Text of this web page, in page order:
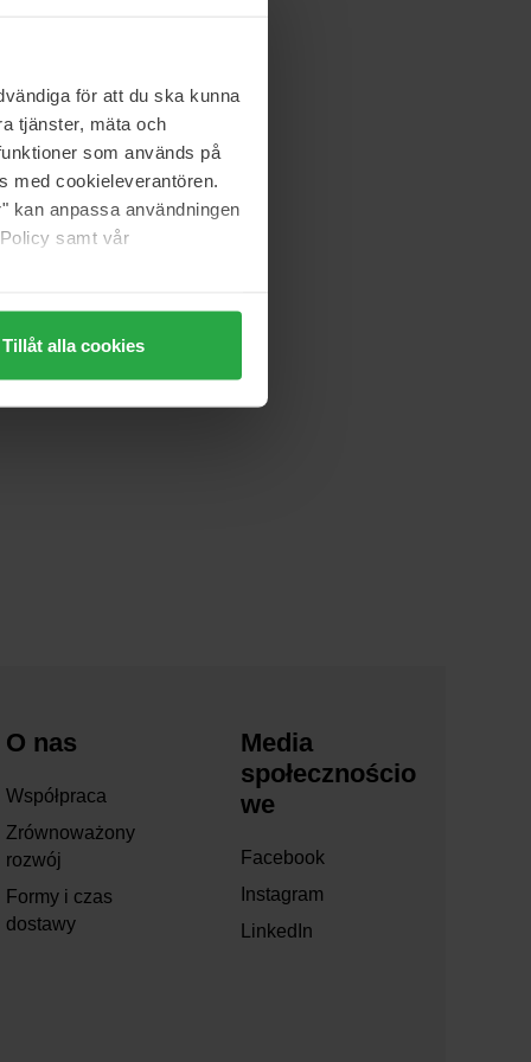
för att du ska kunna
tjänster, mäta och
som används på
med cookieleverantören.
kan anpassa användningen
samt vår
Tillåt alla cookies
O nas
Współpraca
Zrównoważony
rozwój
Formy i czas
dostawy
Media
społecznościo
we
Facebook
Instagram
LinkedIn